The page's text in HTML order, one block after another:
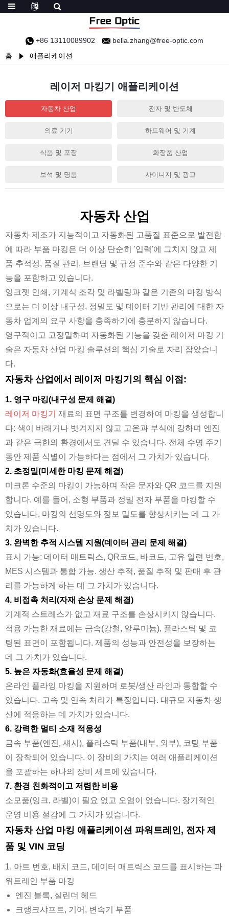
+86 13110089902
bella.zhang@free-optic.com
홈
애플리케이션
레이저 마킹기 애플리케이션
자동차 산업 전자 및 반도체
의료 기기 하드웨어 및 기계
식품 및 포장 화장품 산업
보석 및 명품 사이니지 및 광고
자동차 산업
자동차 제조가 지능적이고 자동화된 고품질 표준으로 발전함
에 따라 부품 마킹은 더 이상 단순히 '입력'에 그치지 않고 제
품 추적성, 품질 관리, 브랜딩 및 규정 준수와 같은 다양한 기
능을 포함하고 있습니다.
잉크젯 인쇄, 기계식 조각 및 라벨링과 같은 기존의 마킹 방식
으로는 더 이상 내구성, 정밀도 및 데이터 기반 관리에 대한 자
동차 업계의 요구 사항을 충족하기에 충분하지 않습니다.
영구적이고 고정밀하며 자동화된 기능을 갖춘 레이저 마킹 기
술은 자동차 산업 마킹 솔루션의 핵심 기술로 자리 잡았습니
다.
자동차 산업에서 레이저 마킹기의 핵심 이점:
1. 영구 마킹(내구성 문제 해결)
레이저 마킹기
재료의 표면 구조를 변경하여 마킹을 생성합니
다: 색이 바래거나 벗겨지지 않고 고온과 부식에 강하며 엔진
과 같은 극한의 환경에서도 견딜 수 있습니다. 전체 수명 주기
동안 제품 식별이 가능하다는 점에서 그 가치가 있습니다.
2. 초정밀(미세한 마킹 문제 해결)
미크론 수준의 마킹이 가능하며 작은 문자와 QR 코드를 지원
합니다. 예를 들어, 소형 부품과 정밀 전자 부품을 마킹할 수
있습니다. 마킹의 선명도와 정보 밀도를 향상시키는 데 그 가
치가 있습니다.
3. 완벽한 추적 시스템 지원(데이터 관리 문제 해결)
표시 가능: 데이터 매트릭스, QR코드, 바코드, 고유 일련 번호,
MES 시스템과 통합 가능. 생산 추적, 품질 추적 및 판매 후 관
리를 가능하게 하는 데 그 가치가 있습니다.
4. 비접촉 처리(자재 손상 문제 해결)
기계적 스트레스가 없고 재료 구조를 손상시키지 않습니다.
적용 가능한 재료에는 금속(강철, 알루미늄), 플라스틱 및 코
팅된 표면이 포함됩니다. 제품의 성능과 안전성을 보장하는
데 그 가치가 있습니다.
5. 높은 자동화(효율성 문제 해결)
온라인 플라잉 마킹을 지원하며 로봇/생산 라인과 통합할 수
있습니다. 고속 및 연속 처리가 특징입니다. 대규모 자동차 생
산에 적응하는 데 가치가 있습니다.
6. 강력한 멀티 소재 적응성
금속 부품(엔진, 섀시), 플라스틱 부품(내부, 외부), 코팅 부품
이 장착되어 있습니다. 이 장비의 가치는 여러 애플리케이션
을 포괄하는 하나의 장비 세트에 있습니다.
7. 환경 친화적이고 저렴한 비용
소모품(잉크, 라벨)이 필요 없고 오염이 없습니다. 장기적인
운영 비용 절감에 그 가치가 있습니다.
자동차 산업 마킹 애플리케이션 파워트레인, 전자 제
품 및 VIN 코딩
1. 아트 번호, 배치 코드, 데이터 매트릭스 코드를 표시하는 파
워트레인 부품 마킹
엔진 블록, 실린더 헤드
크랭크샤프트, 기어, 변속기 부품